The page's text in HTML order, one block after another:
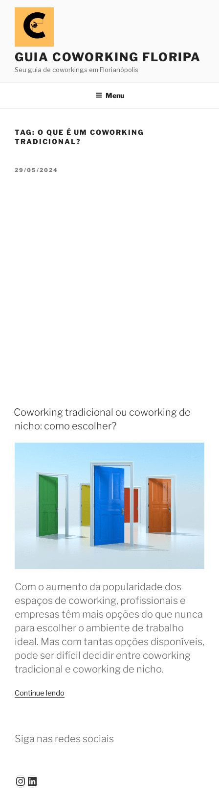
Pular
conteúdo
GUIA COWORKING FLORIPA
Seu guia de coworkings em Florianópolis
Menu
TAG: O QUE É UM COWORKING
TRADICIONAL?
PUBLICADO
29/05/2024
Coworking tradicional ou coworking de
nicho: como escolher?
Com o aumento da popularidade dos
espaços de coworking, profissionais e
empresas têm mais opções do que nunca
para escolher o ambiente de trabalho
ideal. Mas com tantas opções disponíveis,
pode ser difícil decidir entre coworking
tradicional e coworking de nicho.
Continue lendo
de
Siga nas redes sociais
Instagram
LinkedIn